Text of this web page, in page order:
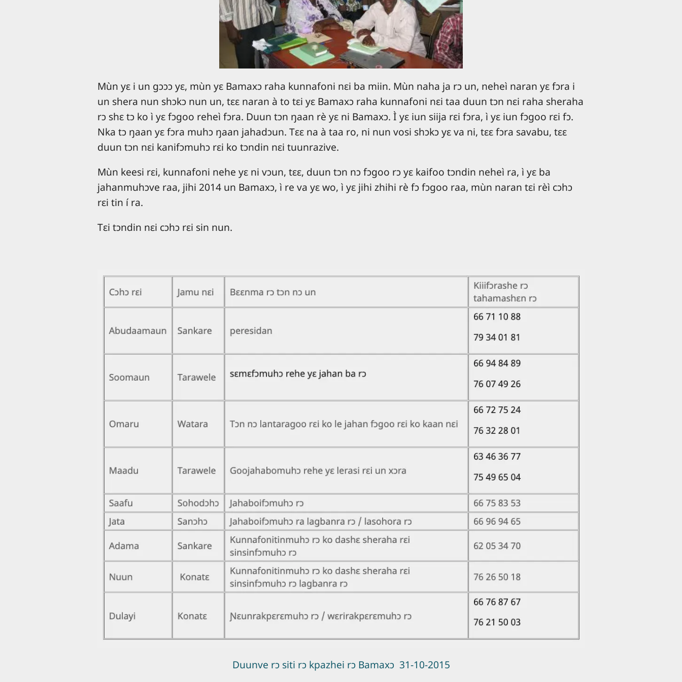
Mùn yɛ i un gɔɔɔ yɛ, mùn yɛ Bamaxɔ raha kunnafoni nɛi ba miin. Mùn naha ja rɔ un, neheì naran yɛ fɔra i
un shera nun shɔkɔ nun un, tɛɛ naran à to tɛi yɛ Bamaxɔ raha kunnafoni nɛi taa duun tɔn nɛi raha sheraha
rɔ shɛ tɔ ko ì yɛ fɔgoo reheì fɔra. Duun tɔn ŋaan rè yɛ ni Bamaxɔ. Ì yɛ iun siija rɛi fɔra, ì yɛ iun fɔgoo rɛi fɔ.
Nka tɔ ŋaan yɛ fɔra muhɔ ŋaan jahadɔun. Tɛɛ na à taa ro, ni nun vosi shɔkɔ yɛ va ni, tɛɛ fɔra savabu, tɛɛ
duun tɔn nɛi kanifɔmuhɔ rɛi ko tɔndin nɛi tuunrazive.
Mùn keesi rɛi, kunnafoni nehe yɛ ni vɔun, tɛɛ, duun tɔn nɔ fɔgoo rɔ yɛ kaifoo tɔndin neheì ra, ì yɛ ba
jahanmuhɔve raa, jihi 2014 un Bamaxɔ, ì re va yɛ wo, ì yɛ jihi zhihi rè fɔ fɔgoo raa, mùn naran tɛi rèì cɔhɔ
rɛi tin í ra.
Tɛi tɔndin nɛi cɔhɔ rɛi sin nun.
Duunve rɔ siti rɔ kpazhei rɔ Bamaxɔ 31-10-2015